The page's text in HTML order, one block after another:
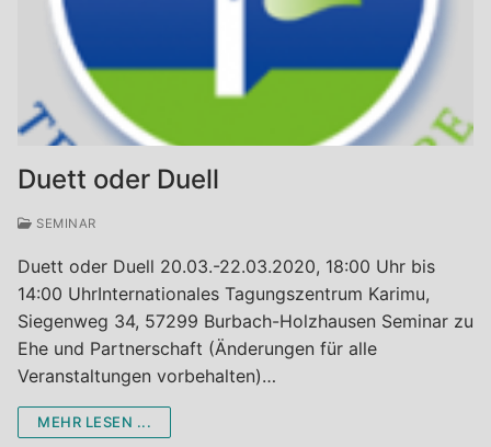
Duett oder Duell
SEMINAR
Duett oder Duell 20.03.-22.03.2020, 18:00 Uhr bis
14:00 UhrInternationales Tagungszentrum Karimu,
Siegenweg 34, 57299 Burbach-Holzhausen Seminar zu
Ehe und Partnerschaft (Änderungen für alle
Veranstaltungen vorbehalten)…
MEHR LESEN ...